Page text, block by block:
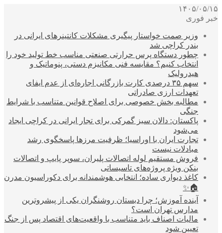
۱۴۰۵/۰۵/۱۵
خبر فوری
وزیر صمت خواستار پیگیری مشکلات کانتینرهای ایرانی در
بندر کراچی شد
چطور دستگاه پرس حرارتی صنعتی مناسب خط تولید خود را
انتخاب کنیم؟ مقایسه فنی مکانیزم دستی، پنوماتیک و
هیدرولیک
سهم ۳۵ درصدی کارت بازرگانی اجاره‌ای از عدم ایفای
تعهدات ارزی صادراتی
مطالبه بخش خصوصی برای اصلاح قوانین متناسب با شرایط
جنگی
پاکستان: دالان سبز گمرکی برای تجار ایرانی در کراچی ایجاد
می‌شود
تجارت ایران با اوراسیا؛ ظرفیت مرزها پاسخگوی رشد
مبادلات نیست
فروش مستقیم لوله اتصالات پلیران، سوپر پایپ و اتصالات
بنکن ویژه پروژه‌های تاسیساتی
کاغذ دیواری ساده؛ انتخابی هوشمندانه برای دکوراسیون مدرن
🏠✨
آینده آموزش؛ چرا دبستان روشنگران یکی از پیشروترین
مدارس تهران است؟
مالیات اصناف باید متناسب با واقعیت‌های اقتصاد پس از جنگ
تعیین شود